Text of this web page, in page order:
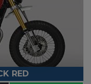
RED